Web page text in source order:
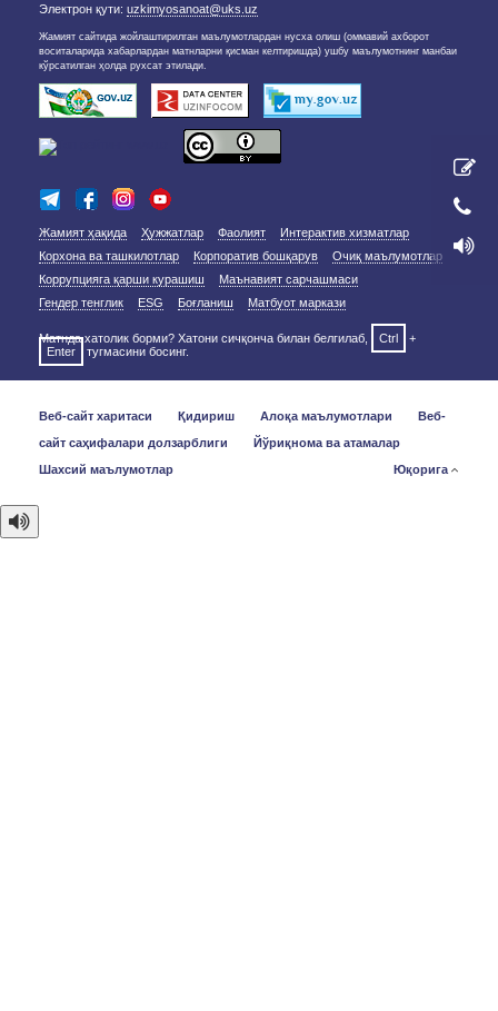
Электрон қути: uzkimyosanoat@uks.uz
Жамият сайтида жойлаштирилган маълумотлардан нусха олиш (оммавий ахборот
воситаларида хабарлардан матнларни қисман келтиришда) ушбу маълумотнинг манбаи
кўрсатилган ҳолда рухсат этилади.
Жамият ҳақида Ҳужжатлар Фаолият
Интерактив хизматлар
Корхона ва ташкилотлар
Корпоратив бошқарув
Очиқ маълумотлар
Коррупцияга қарши курашиш
Маънавият сарчашмаси
Гендер тенглик
ESG Боғланиш Матбуот маркази
Матнда хатолик борми? Хатони сичқонча билан белгилаб, Ctrl
+
Enter
тугмасини босинг.
Веб-сайт харитаси Қидириш Алоқа маълумотлари
Веб-
сайт саҳифалари долзарблиги
Йўриқнома ва атамалар
Шахсий маълумотлар
Юқорига